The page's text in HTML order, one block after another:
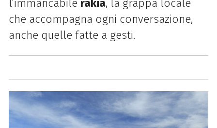
l’immancabile rakia, la grappa locale
che accompagna ogni conversazione,
anche quelle fatte a gesti.